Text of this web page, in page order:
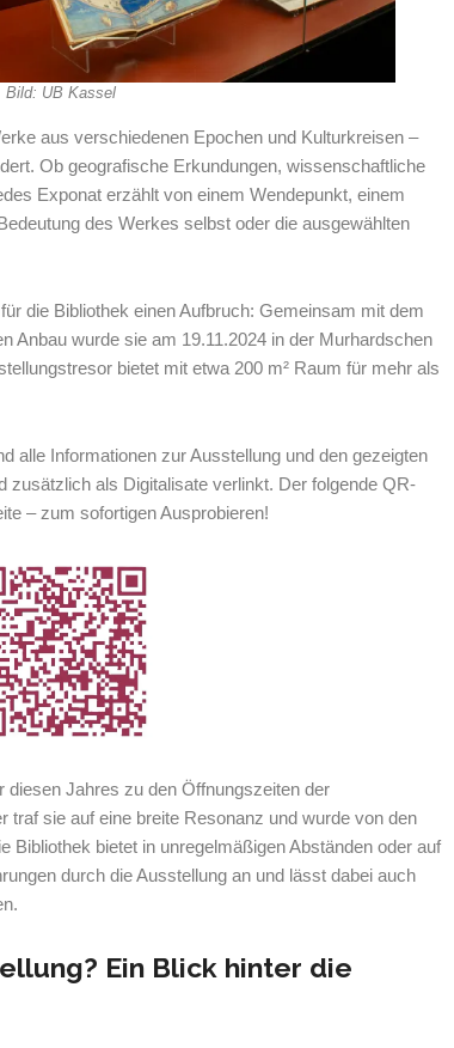
Bild: UB Kassel
aus verschiedenen Epochen und Kulturkreisen –
Ob geografische Erkundungen, wissenschaftliche
Exponat erzählt von einem Wendepunkt, einem
des Werkes selbst oder die ausgewählten
die Bibliothek einen Aufbruch: Gemeinsam mit dem
Anbau wurde sie am 19.11.2024 in der Murhardschen
bietet mit etwa 200 m² Raum für mehr als
alle Informationen zur Ausstellung und den gezeigten
zusätzlich als Digitalisate verlinkt. Der folgende QR-
– zum sofortigen Ausprobieren!
Jahres zu den Öffnungszeiten der
traf sie auf eine breite Resonanz und wurde von den
Bibliothek bietet in unregelmäßigen Abständen oder auf
durch die Ausstellung an und lässt dabei auch
Ein Blick hinter die